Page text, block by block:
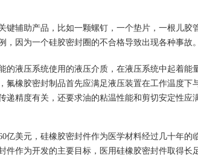
键辅助产品，比如一颗螺钉，一个垫片，一根儿胶
因为一个硅胶密封圈的不合格导致出现各种事故。
的液压系统使用的液压介质，在液压系统中起着能
氟橡胶密封制品首先应满足液压装置在工作温度
递精度有关，还要求油的粘温性能和剪切安定性应
亿美元，硅橡胶密封件作为医学材料经过几十年
件作为开发的主要目标，医用硅橡胶密封件取得长